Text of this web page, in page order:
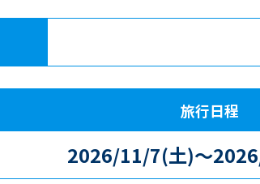
旅行日程
2026/11/7(土)～